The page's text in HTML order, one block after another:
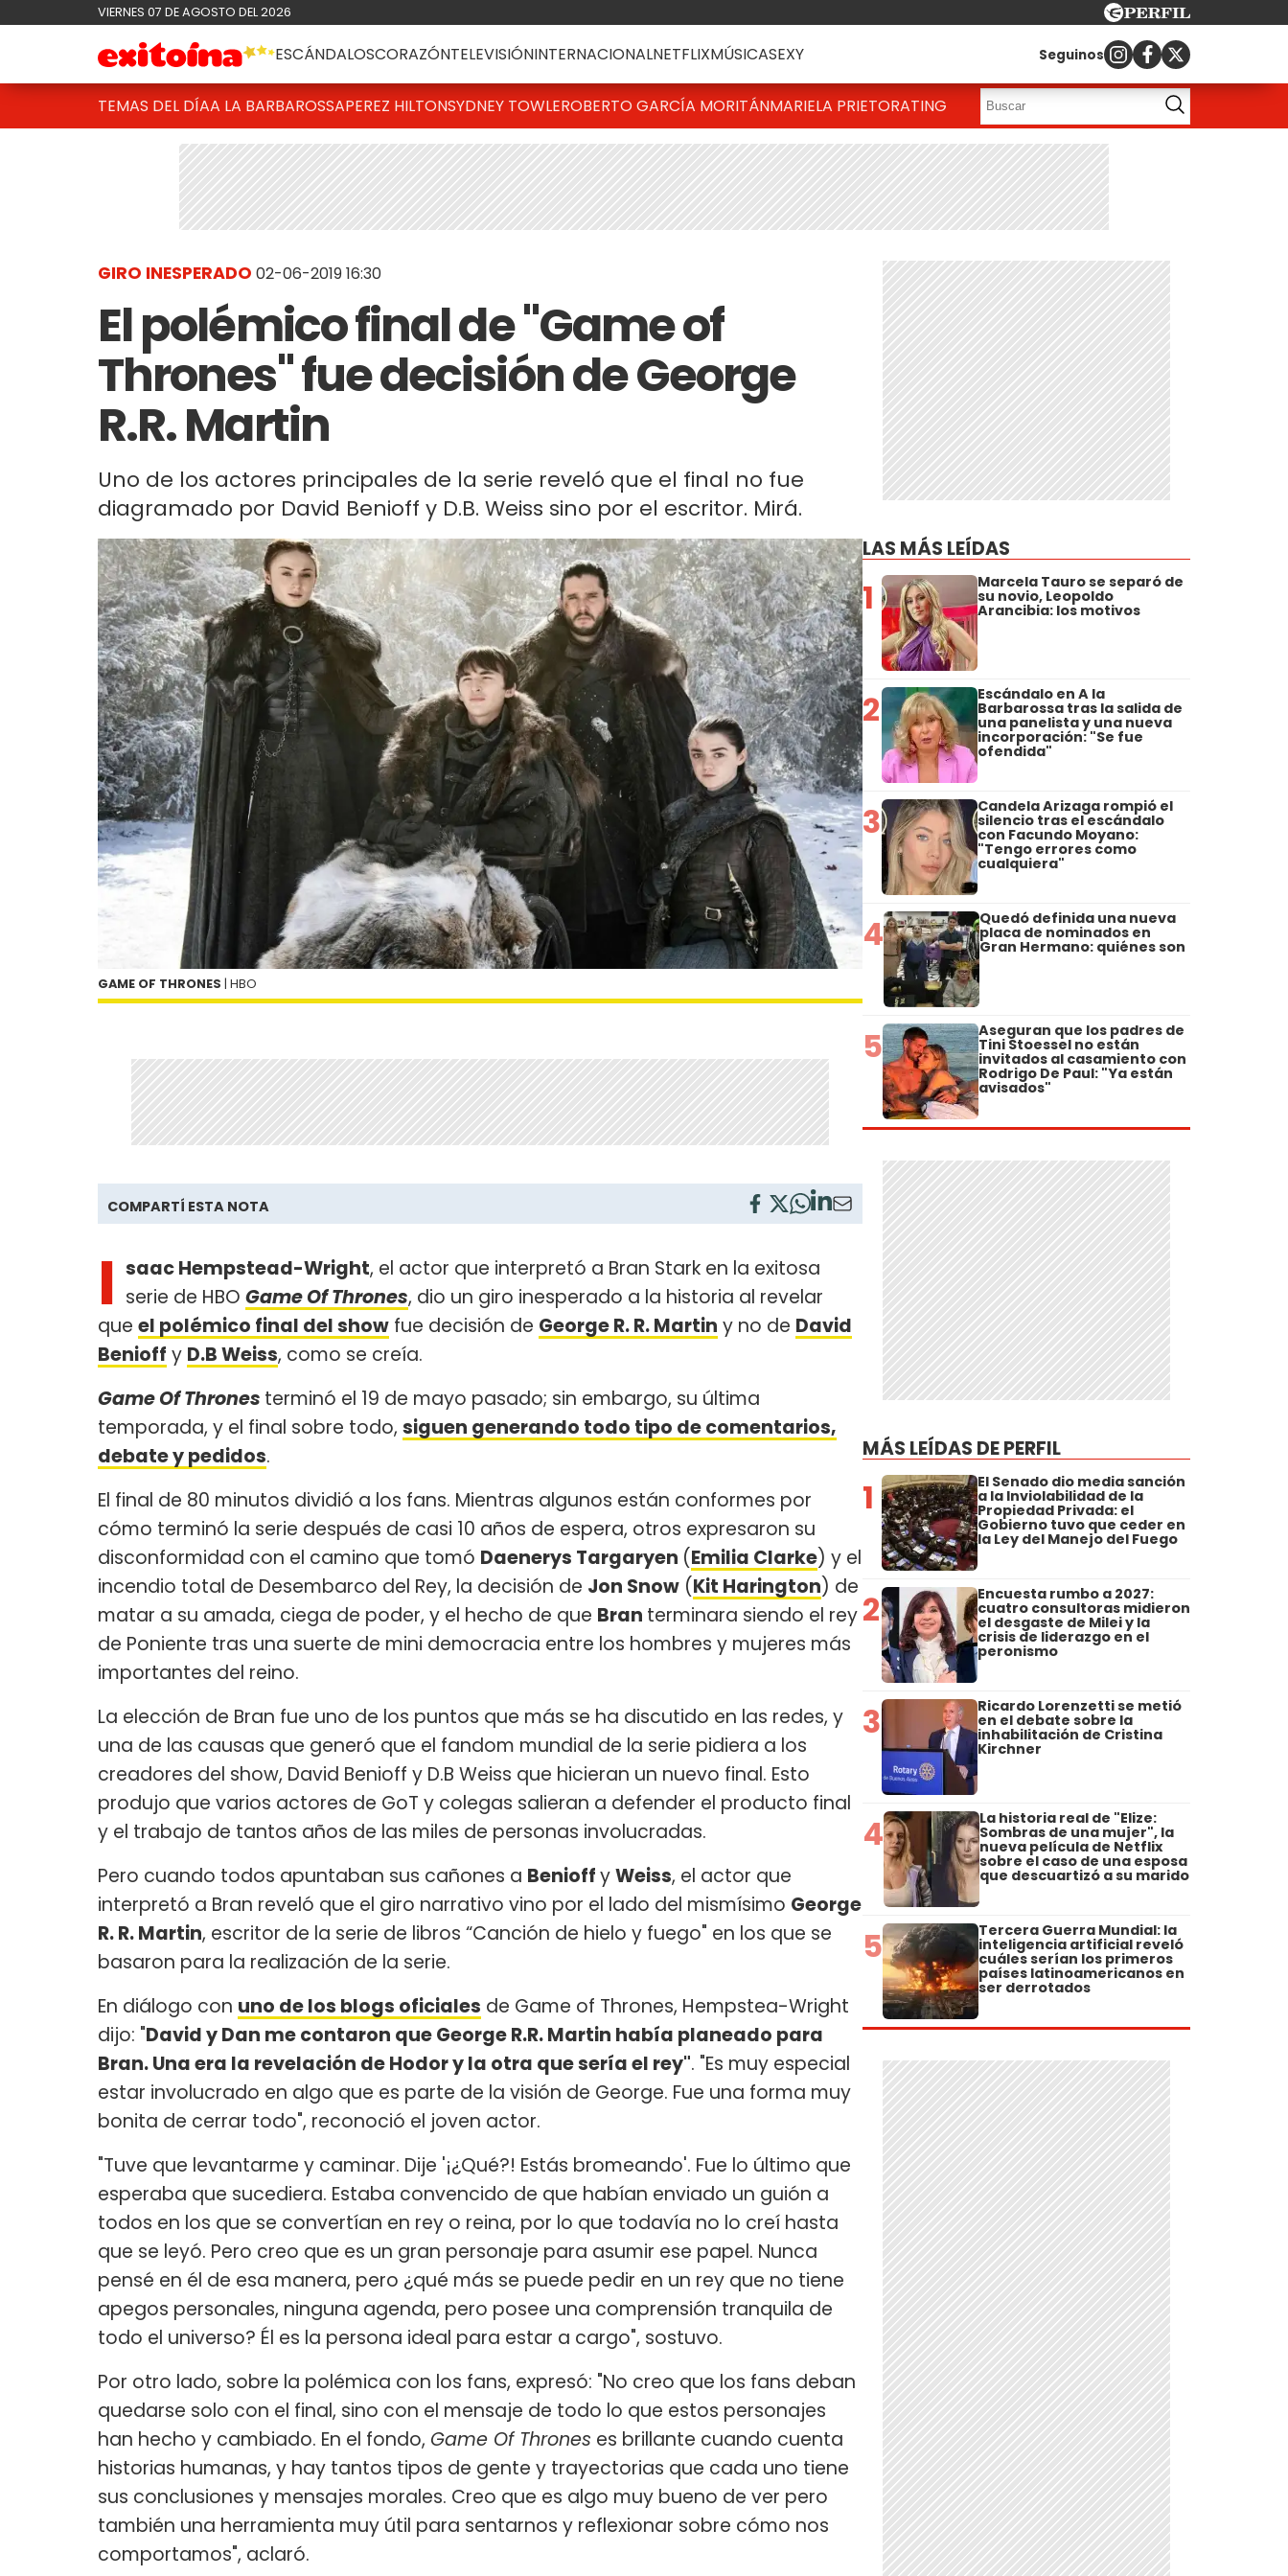
VIERNES 07 DE AGOSTO DEL 2026
ESCÁNDALOSCORAZÓNTELEVISIÓNINTERNACIONALNETFLIXMÚSICASEXY Seguinos
TEMAS DEL DÍAA LA BARBAROSSAPEREZ HILTONSYDNEY TOWLEROBERTO GARCÍA MORITÁNMARIELA PRIETORATING
GIRO INESPERADO 02-06-2019 16:30
El polémico final de "Game of
Thrones" fue decisión de George
R.R. Martin
Uno de los actores principales de la serie reveló que el final no fue
diagramado por David Benioff y D.B. Weiss sino por el escritor. Mirá.
GAME OF THRONES | HBO
COMPARTÍ ESTA NOTA
I saac Hempstead-Wright, el actor que interpretó a Bran Stark en la exitosa
serie de HBO Game Of Thrones, dio un giro inesperado a la historia al revelar
que el polémico final del show fue decisión de George R. R. Martin y no de David
Benioff y D.B Weiss, como se creía.
Game Of Thrones terminó el 19 de mayo pasado; sin embargo, su última
temporada, y el final sobre todo, siguen generando todo tipo de comentarios,
debate y pedidos.
El final de 80 minutos dividió a los fans. Mientras algunos están conformes por
cómo terminó la serie después de casi 10 años de espera, otros expresaron su
disconformidad con el camino que tomó Daenerys Targaryen (Emilia Clarke) y el
incendio total de Desembarco del Rey, la decisión de Jon Snow (Kit Harington) de
matar a su amada, ciega de poder, y el hecho de que Bran terminara siendo el rey
de Poniente tras una suerte de mini democracia entre los hombres y mujeres más
importantes del reino.
La elección de Bran fue uno de los puntos que más se ha discutido en las redes, y
una de las causas que generó que el fandom mundial de la serie pidiera a los
creadores del show, David Benioff y D.B Weiss que hicieran un nuevo final. Esto
produjo que varios actores de GoT y colegas salieran a defender el producto final
y el trabajo de tantos años de las miles de personas involucradas.
Pero cuando todos apuntaban sus cañones a BenioffyWeiss, el actor que
interpretó a Bran reveló que el giro narrativo vino por el lado del mismísimo George
R. R. Martin, escritor de la serie de libros “Canción de hielo y fuego" en los que se
basaron para la realización de la serie.
En diálogo con uno de los blogs oficiales de Game of Thrones, Hempstea-Wright
dijo: "David y Dan me contaron que George R.R. Martin había planeado para
Bran. Una era la revelación de Hodor y la otra que sería el rey". "Es muy especial
estar involucrado en algo que es parte de la visión de George. Fue una forma muy
bonita de cerrar todo", reconoció el joven actor.
"Tuve que levantarme y caminar. Dije '¡¿Qué?! Estás bromeando'. Fue lo último que
esperaba que sucediera. Estaba convencido de que habían enviado un guión a
todos en los que se convertían en rey o reina, por lo que todavía no lo creí hasta
que se leyó. Pero creo que es un gran personaje para asumir ese papel. Nunca
pensé en él de esa manera, pero ¿qué más se puede pedir en un rey que no tiene
apegos personales, ninguna agenda, pero posee una comprensión tranquila de
todo el universo? Él es la persona ideal para estar a cargo", sostuvo.
Por otro lado, sobre la polémica con los fans, expresó: "No creo que los fans deban
quedarse solo con el final, sino con el mensaje de todo lo que estos personajes
han hecho y cambiado. En el fondo, Game Of Thrones es brillante cuando cuenta
historias humanas, y hay tantos tipos de gente y trayectorias que cada uno tiene
sus conclusiones y mensajes morales. Creo que es algo muy bueno de ver pero
también una herramienta muy útil para sentarnos y reflexionar sobre cómo nos
comportamos", aclaró.
LAS MÁS LEÍDAS
1 Marcela Tauro se separó de
su novio, Leopoldo
Arancibia: los motivos
2 Escándalo en A la
Barbarossa tras la salida de
una panelista y una nueva
incorporación: "Se fue
ofendida"
3 Candela Arizaga rompió el
silencio tras el escándalo
con Facundo Moyano:
"Tengo errores como
cualquiera"
4 Quedó definida una nueva
placa de nominados en
Gran Hermano: quiénes son
5 Aseguran que los padres de
Tini Stoessel no están
invitados al casamiento con
Rodrigo De Paul: "Ya están
avisados"
MÁS LEÍDAS DE PERFIL
1 El Senado dio media sanción
a la Inviolabilidad de la
Propiedad Privada: el
Gobierno tuvo que ceder en
la Ley del Manejo del Fuego
2 Encuesta rumbo a 2027:
cuatro consultoras midieron
el desgaste de Milei y la
crisis de liderazgo en el
peronismo
3 Ricardo Lorenzetti se metió
en el debate sobre la
inhabilitación de Cristina
Kirchner
4 La historia real de "Elize:
Sombras de una mujer", la
nueva película de Netflix
sobre el caso de una esposa
que descuartizó a su marido
5 Tercera Guerra Mundial: la
inteligencia artificial reveló
cuáles serían los primeros
países latinoamericanos en
ser derrotados